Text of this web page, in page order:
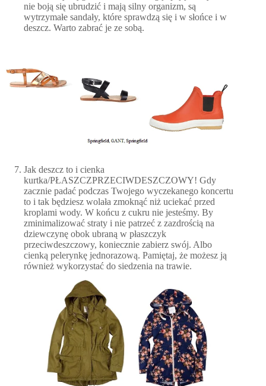
nie boją się ubrudzić i mają silny organizm, są
wytrzymałe sandały, które sprawdzą się i w słońce i w
deszcz. Warto zabrać je ze sobą.
Jak deszcz to i cienka
kurtka/PŁASZCZPRZECIWDESZCZOWY! Gdy
zacznie padać podczas Twojego wyczekanego koncertu
to i tak będziesz wolała zmoknąć niż uciekać przed
kroplami wody. W końcu z cukru nie jesteśmy. By
zminimalizować straty i nie patrzeć z zazdrością na
dziewczynę obok ubraną w płaszczyk
przeciwdeszczowy, koniecznie zabierz swój. Albo
cienką pelerynkę jednorazową. Pamiętaj, że możesz ją
również wykorzystać do siedzenia na trawie.